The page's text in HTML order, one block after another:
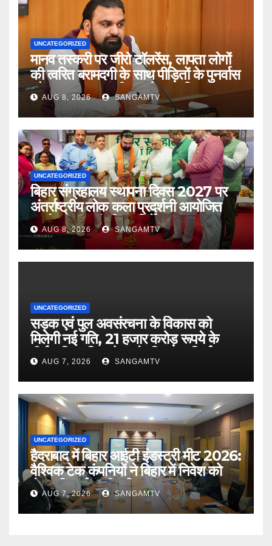
UNCATEGORIZED
मानव तस्करी पर जीरो टॉलरेंस, लापता लोगों
की त्वरित बरामदगी के साथ पीड़ितों के पुनर्वास
और सम्मानजनक जीवन को प्राथमिकता :
मुख्यमंत्री
AUG 8, 2026 SANGAMTV
UNCATEGORIZED
बिहार संग्रहालय स्थापना दिवस 2027 पर
अंतर्राष्ट्रीय लोक कला प्रदर्शनी आयोजित
करने का मुख्यमंत्री का निर्देश
AUG 8, 2026 SANGAMTV
UNCATEGORIZED
सड़क एवं पुल अवसंरचना के विकास को
मिलेगी नई गति, 21 हजार करोड़ रूपये के
दीर्घकालिक वित्त पोषण के लिए पथ निर्माण
विभाग और नाबार्ड के बीच समझौता :
मुख्यमंत्री
AUG 7, 2026 SANGAMTV
UNCATEGORIZED
हैदराबाद में बिहार आईटी इंडस्ट्री मीट 2026:
वैश्विक टेक कंपनियों ने बिहार में निवेश को
लेकर दिखाई गहरी रुचि
AUG 7, 2026 SANGAMTV